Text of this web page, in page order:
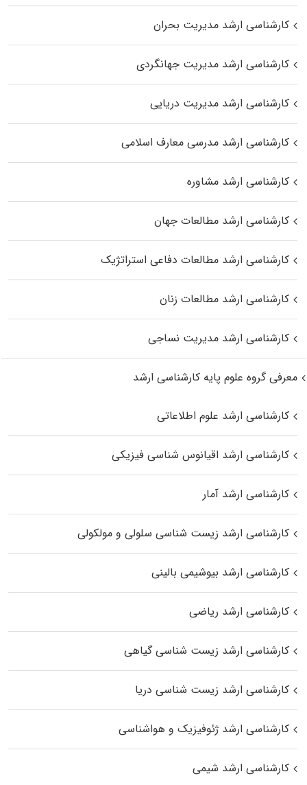
کارشناسی ارشد مدیریت بحران
کارشناسی ارشد مدیریت جهانگردی
کارشناسی ارشد مدیریت دریایی
کارشناسی ارشد مدرسی معارف اسلامی
کارشناسی ارشد مشاوره
کارشناسی ارشد مطالعات جهان
کارشناسی ارشد مطالعات دفاعی استراتژیک
کارشناسی ارشد مطالعات زنان
کارشناسی ارشد مدیریت نساجی
معرفی گروه علوم پایه کارشناسی ارشد
کارشناسی ارشد علوم اطلاعاتی
کارشناسی ارشد اقیانوس‌ شناسی فیزیکی
کارشناسی ارشد آمار
کارشناسی ارشد زیست شناسی سلولی و مولکولی
کارشناسی ارشد بیوشیمی بالینی
کارشناسی ارشد ریاضی
کارشناسی ارشد زیست‌ شناسی گیاهی
کارشناسی ارشد زیست‌ شناسی دریا
کارشناسی ارشد ژئوفیزیک و هواشناسی
کارشناسی ارشد شیمی